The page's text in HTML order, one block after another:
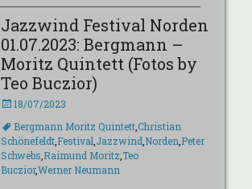
Jazzwind Festival Norden
01.07.2023: Bergmann –
Moritz Quintett (Fotos by
Teo Buczior)
Veröffentlicht
18/07/2023
Schlagworte
Bergmann Moritz Quintett,Christian
Schönefeldt, Festival Jazzwind Norden Peter
Schwebs Raimund Moritz Teo
Buczior,Werner Neumann